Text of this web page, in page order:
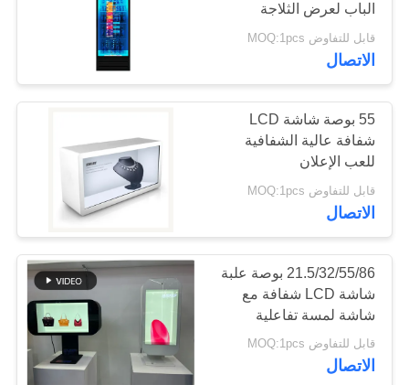
اطلب
اقتباس
خريطة
الموقع
PRIVACY
POLICY
الباب لعرض الثلاجة
التجارية
قابل للتفاوض MOQ:1pcs
الاتصال
55 بوصة شاشة LCD
شفافة عالية الشفافية
للعب الإعلان
قابل للتفاوض MOQ:1pcs
الاتصال
21.5/32/55/86 بوصة علبة
شاشة LCD شفافة مع
شاشة لمسة تفاعلية
صناديق هولوگرام
قابل للتفاوض MOQ:1pcs
الاتصال